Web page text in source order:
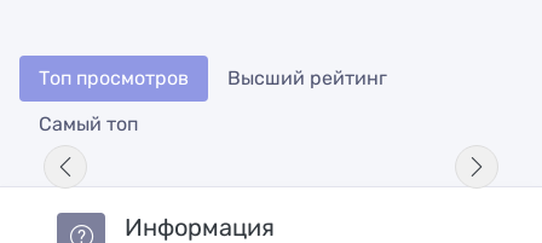
Топ просмотров
Высший рейтинг
Самый топ
Информация